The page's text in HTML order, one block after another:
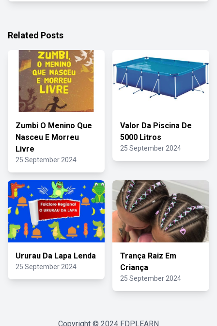
Related Posts
Zumbi O Menino Que
Nasceu E Morreu
Livre
25 September 2024
Valor Da Piscina De
5000 Litros
25 September 2024
Ururau Da Lapa Lenda
25 September 2024
Trança Raiz Em
Criança
25 September 2024
Copyright © 2024 FDPLEARN